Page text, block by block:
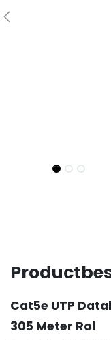
Cat5e UTP
305 Meter Rol